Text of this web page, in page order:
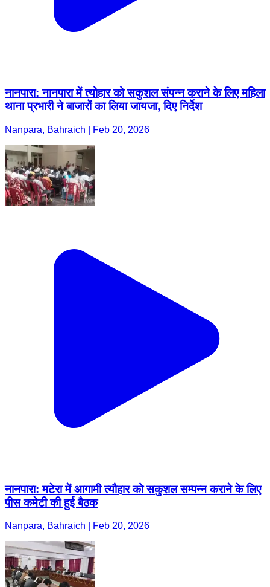
नानपारा: नानपारा में त्योहार को सकुशल संपन्न कराने के लिए महिला
थाना प्रभारी ने बाजारों का लिया जायजा, दिए निर्देश
Nanpara, Bahraich | Feb 20, 2026
नानपारा: मटेरा में आगामी त्यौहार को सकुशल सम्पन्न कराने के लिए
पीस कमेटी की हुई बैठक
Nanpara, Bahraich | Feb 20, 2026